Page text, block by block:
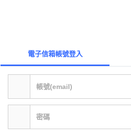
電子信箱帳號登入